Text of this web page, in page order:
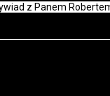
z Panem